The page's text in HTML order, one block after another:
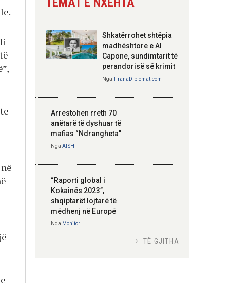
Hoxha takim me
zyrtarë të lartë të
DASH: Angazhim i
përbashkët për
strategjik
Shkatërrohet shtëpia
madhështore e Al
Capone, sundimtarit të
perandorisë së krimit
NgaTiranaDiplomat.com
Arrestohen rreth 70
anëtarë të dyshuar të
mafias “Ndrangheta”
Nga ATSH
“Raporti global i
Kokainës 2023”,
shqiptarët lojtarë të
mëdhenj në Europë
Nga Monitor
TË GJITHA